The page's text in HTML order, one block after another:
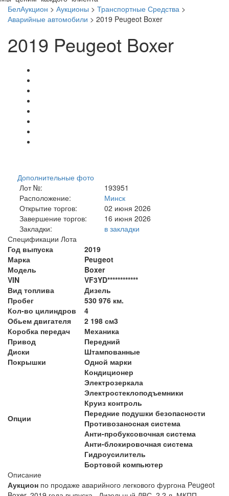
БелАукцион > Аукционы > Транспортные Средства >
Аварийные автомобили > 2019 Peugeot Boxer
2019 Peugeot Boxer
Дополнительные фото
Лот №:
193951
Расположение:
Минск
Открытие торгов:
02 июня 2026
Завершение торгов:
16 июня 2026
Закладки:
в закладки
Спецификации Лота
Год выпуска
2019
Марка
Peugeot
Модель
Boxer
VIN
VF3YD************
Вид топлива
Дизель
Пробег
530 976 км.
Кол-во цилиндров
4
Обьем двигателя
2 198 см3
Коробка передач
Механика
Привод
Передний
Диски
Штампованные
Покрышки
Одной марки
Опции
Кондиционер
Электрозеркала
Электростеклоподъемники
Круиз контроль
Передние подушки безопасности
Противозаносная система
Анти-пробуксовочная система
Анти-блокировочная система
Гидроусилитель
Бортовой компьютер
Описание
Аукцион по продаже аварийного легкового фургона Peugeot